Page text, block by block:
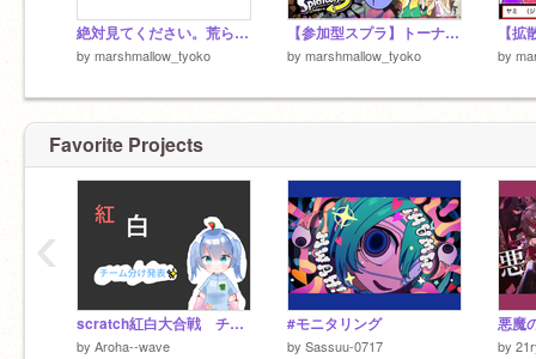
絶対見てください。荒らしなど全て私がやりました。※marshmallow_tyokoではありません。
by marshmallow_tyoko
【参加型スプラ】トーナメント表と最終確認
by marshmallow_tyoko by
Favorite Projects
scratch紅白大合戦 チーム分け。。！⇩すてクリ！
by Aroha--wave
#モニタリング
by Sassuu-0717 by
‹